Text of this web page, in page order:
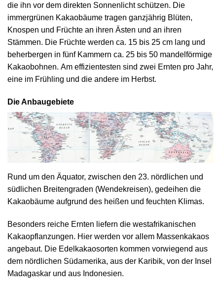
die ihn vor dem direkten Sonnenlicht schützen. Die
immergrünen Kakaobäume tragen ganzjährig Blüten,
Knospen und Früchte an ihren Ästen und an ihren
Stämmen. Die Früchte werden ca. 15 bis 25 cm lang und
beherbergen in fünf Kammern ca. 25 bis 50 mandelförmige
Kakaobohnen. Am effizientesten sind zwei Ernten pro Jahr,
eine im Frühling und die andere im Herbst.
Die Anbaugebiete
Rund um den Äquator, zwischen den 23. nördlichen und
südlichen Breitengraden (Wendekreisen), gedeihen die
Kakaobäume aufgrund des heißen und feuchten Klimas.
Besonders reiche Ernten liefern die westafrikanischen
Kakaopflanzungen. Hier werden vor allem Massenkakaos
angebaut. Die Edelkakaosorten kommen vorwiegend aus
dem nördlichen Südamerika, aus der Karibik, von der Insel
Madagaskar und aus Indonesien.